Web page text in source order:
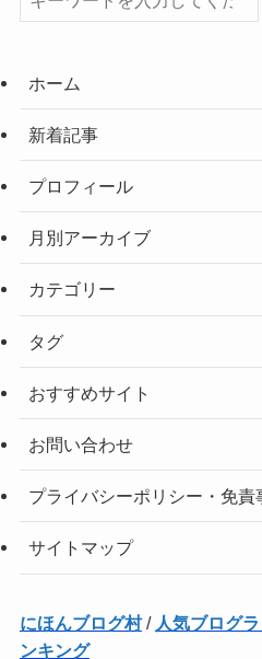
ホーム
新着記事
プロフィール
月別アーカイブ
カテゴリー
タグ
おすすめサイト
お問い合わせ
プライバシーポリシー・免責
サイトマップ
にほんブログ村/ 人気ブログ
ンキング